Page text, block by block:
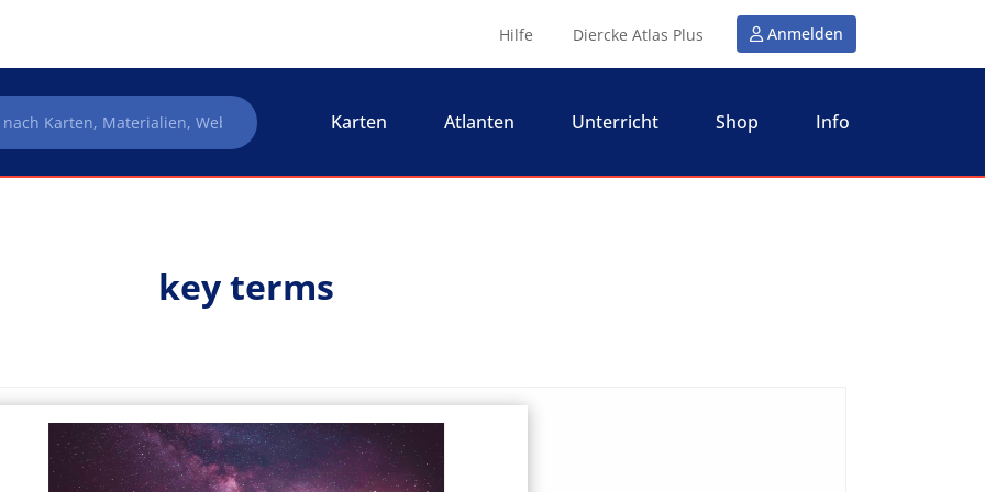
Hilfe Diercke Atlas Plus Anmelden
Karten Atlanten Unterricht Shop Info
key terms